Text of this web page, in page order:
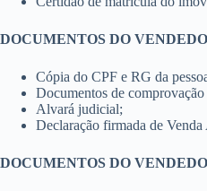
DOCUMENTOS DO
Cópia do CPF e RG da
Documentos de
Alvará judicial;
Declaração firmada de Venda
DOCUMENTOS DO